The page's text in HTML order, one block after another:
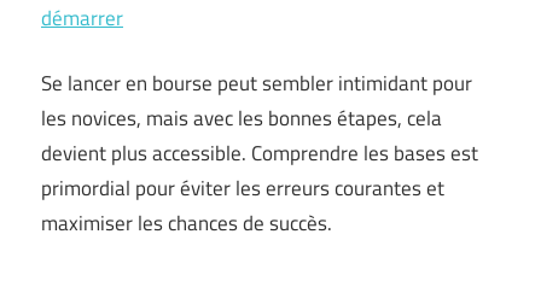
démarrer
Se lancer en bourse peut sembler intimidant pour
les novices, mais avec les bonnes étapes, cela
devient plus accessible. Comprendre les bases est
primordial pour éviter les erreurs courantes et
maximiser les chances de succès.